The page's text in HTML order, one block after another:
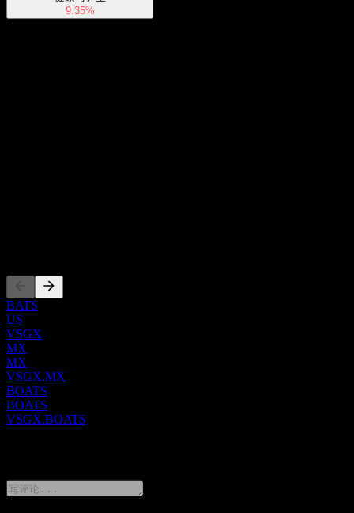
9.35%
特定多样性基准的实体，特别是未能满足以下至少两项多样性
指标的公司：董事会中至少有一名女性、建立明确的多样性政
策以及实施多样性管理系统。FTSE 严谨的指数方法论根据潜
在持仓在被排除类别中的参与程度、收入阈值以及业务性质的
精确程度进行评估。这种全面的筛选涵盖了禁止活动的各个维
度，从娱乐或不良行业内的直接生产和分销，到化石燃料领域
的开采、精炼、运输和发电，以及各种争议性武器组件的制造
或供应。FTSE 的专利分析框架会评估这些复杂的因素（包括
任何争议的严重程度），以确保其排除规则得到精确且细致的
BATS
US
VSGX
MX
MX
VSGX.MX
BOATS
BOATS
VSGX.BOATS